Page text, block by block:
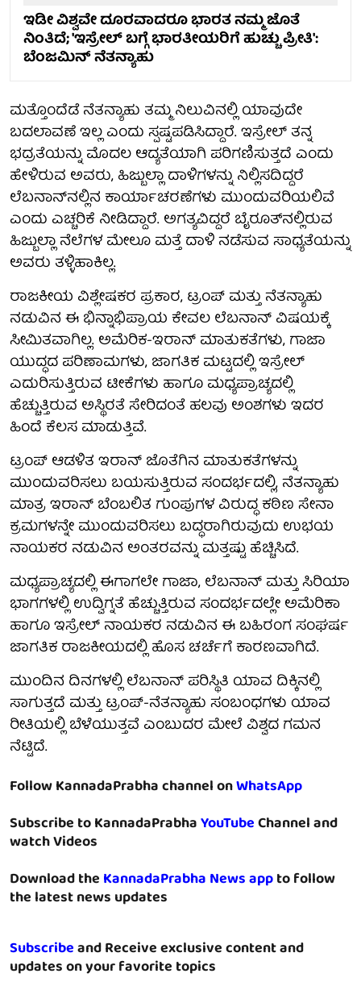
ಇಡೀ ವಿಶ್ವವೇ ದೂರವಾದರೂ ಭಾರತ ನಮ್ಮ ಜೊತೆ
ನಿಂತಿದೆ; 'ಇಸ್ರೇಲ್‌ ಬಗ್ಗೆ ಭಾರತೀಯರಿಗೆ ಹುಚ್ಚು ಪ್ರೀತಿ':
ಬೆಂಜಮಿನ್ ನೆತನ್ಯಾಹು
ಮತ್ತೊಂದೆಡೆ ನೆತನ್ಯಾಹು ತಮ್ಮ ನಿಲುವಿನಲ್ಲಿ ಯಾವುದೇ
ಬದಲಾವಣೆ ಇಲ್ಲ ಎಂದು ಸ್ಪಷ್ಟಪಡಿಸಿದ್ದಾರೆ. ಇಸ್ರೇಲ್ ತನ್ನ
ಭದ್ರತೆಯನ್ನು ಮೊದಲ ಆದ್ಯತೆಯಾಗಿ ಪರಿಗಣಿಸುತ್ತದೆ ಎಂದು
ಹೇಳಿರುವ ಅವರು, ಹಿಜ್ಬುಲ್ಲಾ ದಾಳಿಗಳನ್ನು ನಿಲ್ಲಿಸದಿದ್ದರೆ
ಲೆಬನಾನ್‌ನಲ್ಲಿನ ಕಾರ್ಯಾಚರಣೆಗಳು ಮುಂದುವರಿಯಲಿವೆ
ಎಂದು ಎಚ್ಚರಿಕೆ ನೀಡಿದ್ದಾರೆ. ಅಗತ್ಯವಿದ್ದರೆ ಬೈರೂತ್‌ನಲ್ಲಿರುವ
ಹಿಜ್ಬುಲ್ಲಾ ನೆಲೆಗಳ ಮೇಲೂ ಮತ್ತೆ ದಾಳಿ ನಡೆಸುವ ಸಾಧ್ಯತೆಯನ್ನು
ಅವರು ತಳ್ಳಿಹಾಕಿಲ್ಲ.
ರಾಜಕೀಯ ವಿಶ್ಲೇಷಕರ ಪ್ರಕಾರ, ಟ್ರಂಪ್ ಮತ್ತು ನೆತನ್ಯಾಹು
ನಡುವಿನ ಈ ಭಿನ್ನಾಭಿಪ್ರಾಯ ಕೇವಲ ಲೆಬನಾನ್ ವಿಷಯಕ್ಕೆ
ಸೀಮಿತವಾಗಿಲ್ಲ. ಅಮೆರಿಕ-ಇರಾನ್ ಮಾತುಕತೆಗಳು, ಗಾಜಾ
ಯುದ್ಧದ ಪರಿಣಾಮಗಳು, ಜಾಗತಿಕ ಮಟ್ಟದಲ್ಲಿ ಇಸ್ರೇಲ್
ಎದುರಿಸುತ್ತಿರುವ ಟೀಕೆಗಳು ಹಾಗೂ ಮಧ್ಯಪ್ರಾಚ್ಯದಲ್ಲಿ
ಹೆಚ್ಚುತ್ತಿರುವ ಅಸ್ಥಿರತೆ ಸೇರಿದಂತೆ ಹಲವು ಅಂಶಗಳು ಇದರ
ಹಿಂದೆ ಕೆಲಸ ಮಾಡುತ್ತಿವೆ.
ಟ್ರಂಪ್ ಆಡಳಿತ ಇರಾನ್ ಜೊತೆಗಿನ ಮಾತುಕತೆಗಳನ್ನು
ಮುಂದುವರಿಸಲು ಬಯಸುತ್ತಿರುವ ಸಂದರ್ಭದಲ್ಲಿ, ನೆತನ್ಯಾಹು
ಮಾತ್ರ ಇರಾನ್ ಬೆಂಬಲಿತ ಗುಂಪುಗಳ ವಿರುದ್ಧ ಕಠಿಣ ಸೇನಾ
ಕ್ರಮಗಳನ್ನೇ ಮುಂದುವರಿಸಲು ಬದ್ಧರಾಗಿರುವುದು ಉಭಯ
ನಾಯಕರ ನಡುವಿನ ಅಂತರವನ್ನು ಮತ್ತಷ್ಟು ಹೆಚ್ಚಿಸಿದೆ.
ಮಧ್ಯಪ್ರಾಚ್ಯದಲ್ಲಿ ಈಗಾಗಲೇ ಗಾಜಾ, ಲೆಬನಾನ್ ಮತ್ತು ಸಿರಿಯಾ
ಭಾಗಗಳಲ್ಲಿ ಉದ್ವಿಗ್ನತೆ ಹೆಚ್ಚುತ್ತಿರುವ ಸಂದರ್ಭದಲ್ಲೇ ಅಮೆರಿಕಾ
ಹಾಗೂ ಇಸ್ರೇಲ್ ನಾಯಕರ ನಡುವಿನ ಈ ಬಹಿರಂಗ ಸಂಘರ್ಷ
ಜಾಗತಿಕ ರಾಜಕೀಯದಲ್ಲಿ ಹೊಸ ಚರ್ಚೆಗೆ ಕಾರಣವಾಗಿದೆ.
ಮುಂದಿನ ದಿನಗಳಲ್ಲಿ ಲೆಬನಾನ್ ಪರಿಸ್ಥಿತಿ ಯಾವ ದಿಕ್ಕಿನಲ್ಲಿ
ಸಾಗುತ್ತದೆ ಮತ್ತು ಟ್ರಂಪ್-ನೆತನ್ಯಾಹು ಸಂಬಂಧಗಳು ಯಾವ
ರೀತಿಯಲ್ಲಿ ಬೆಳೆಯುತ್ತವೆ ಎಂಬುದರ ಮೇಲೆ ವಿಶ್ವದ ಗಮನ
ನೆಟ್ಟಿದೆ.
Follow KannadaPrabha channel onWhatsApp
Subscribe to KannadaPrabhaYouTubeChannel and
watch Videos
Download theKannadaPrabha News appto follow
the latest news updates
Subscribeand Receive exclusive content and
updates on your favorite topics